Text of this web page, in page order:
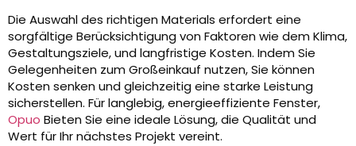
Die Auswahl des richtigen Materials erfordert eine
sorgfältige Berücksichtigung von Faktoren wie dem Klima,
Gestaltungsziele, und langfristige Kosten. Indem Sie
Gelegenheiten zum Großeinkauf nutzen, Sie können
Kosten senken und gleichzeitig eine starke Leistung
sicherstellen. Für langlebig, energieeffiziente Fenster,
Opuo Bieten Sie eine ideale Lösung, die Qualität und
Wert für Ihr nächstes Projekt vereint.